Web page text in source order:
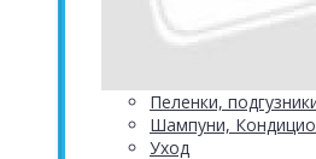
Пеленки,
Шампуни,
Уход